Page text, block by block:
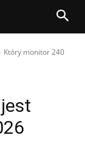
Który monitor 240